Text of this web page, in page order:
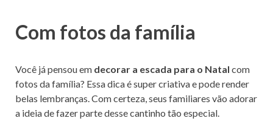
Com fotos da família
Você já pensou em decorar a escada para o Natal com
fotos da família? Essa dica é super criativa e pode render
belas lembranças. Com certeza, seus familiares vão adorar
a ideia de fazer parte desse cantinho tão especial.